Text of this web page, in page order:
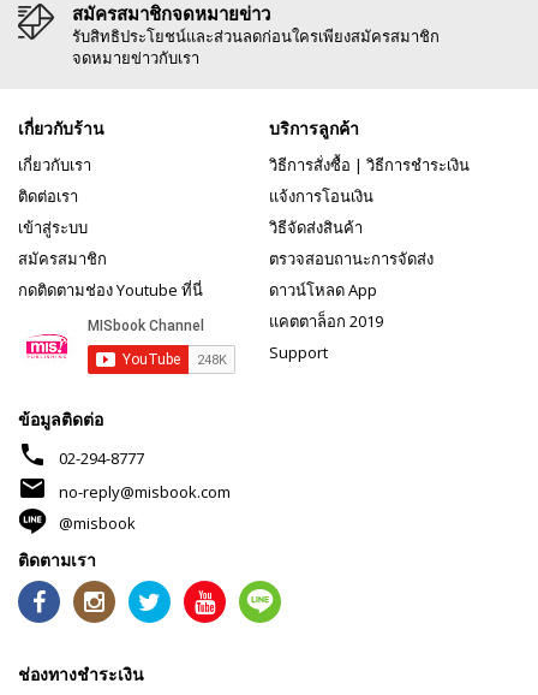
สมัครสมาชิกจดหมายข่าว
รับสิทธิประโยชน์และส่วนลดก่อนใครเพียงสมัครสมาชิก
จดหมายข่าวกับเรา
เกี่ยวกับร้าน
เกี่ยวกับเรา
ติดต่อเรา
เข้าสู่ระบบ
สมัครสมาชิก
กดติดตามช่อง Youtube ที่นี่
บริการลูกค้า
วิธีการสั่งซื้อ | วิธีการชำระเงิน
แจ้งการโอนเงิน
วิธีจัดส่งสินค้า
ตรวจสอบถานะการจัดส่ง
ดาวน์โหลด App
แคตตาล็อก 2019
Support
ข้อมูลติดต่อ
phone 02-294-8777
mail
no-reply@misbook.com
@misbook
ติดตามเรา
ช่องทางชำระเงิน